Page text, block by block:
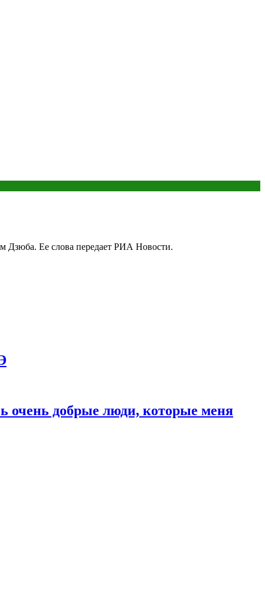
Дзюба. Ее слова передает РИА Новости.
очень добрые люди, которые меня